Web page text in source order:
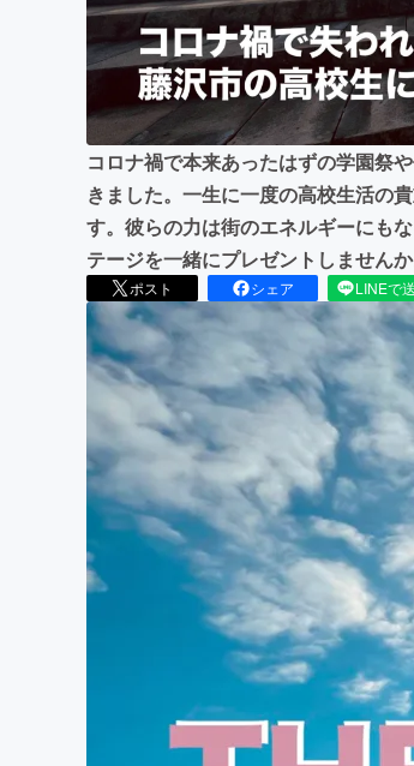
コロナ禍で本来あったはずの学園祭
きました。一生に一度の高校生活の
す。彼らの力は街のエネルギーにも
テージを一緒にプレゼントしませんか
ポスト シェア LINEで